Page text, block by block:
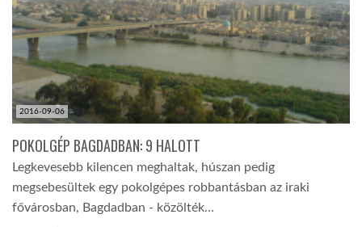
2016-09-06
POKOLGÉP BAGDADBAN: 9 HALOTT
Legkevesebb kilencen meghaltak, húszan pedig
megsebesültek egy pokolgépes robbantásban az iraki
fővárosban, Bagdadban - közölték…